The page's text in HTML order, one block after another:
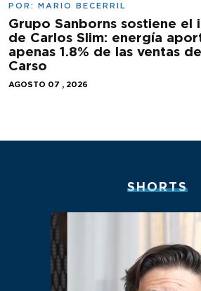
POR: MARIO BECERRIL
Grupo Sanborns sostiene el
de Carlos Slim: energía
apenas 1.8% de las ventas
Carso
AGOSTO 07 , 2026
SHORTS